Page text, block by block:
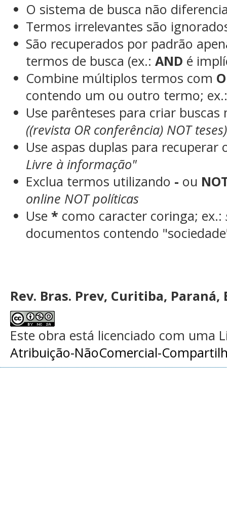
O sistema de busca não
Termos irrelevantes são
São recuperados por padrão
termos de busca (ex.:AND é
Combine múltiplos termos com
contendo um ou outro termo;
Use parênteses para criar
((revista OR conferência) NOT teses)
Use aspas duplas para
Livre à informação"
Exclua termos utilizando - ou
online NOT políticas
Use * como caracter coringa; ex.:
documentos contendo
Rev. Bras. Prev, Curitiba, Paraná,
Este obra está licenciado com uma
Atribuição-NãoComercial-